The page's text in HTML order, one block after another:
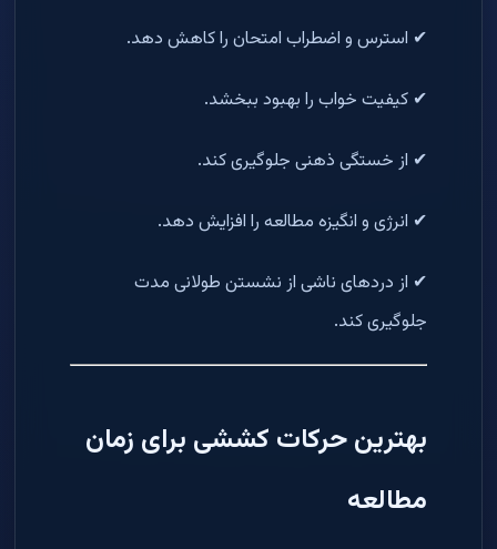
✔ استرس و اضطراب امتحان را کاهش دهد.
✔ کیفیت خواب را بهبود ببخشد.
✔ از خستگی ذهنی جلوگیری کند.
✔ انرژی و انگیزه مطالعه را افزایش دهد.
✔ از دردهای ناشی از نشستن طولانی مدت
جلوگیری کند.
بهترین حرکات کششی برای زمان
مطالعه